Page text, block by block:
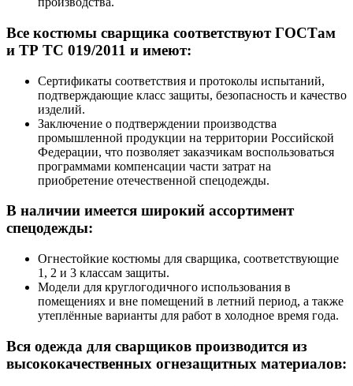
Все костюмы сварщика соответствуют ГОСТам
и ТР ТС 019/2011 и имеют:
Сертификаты соответствия и протоколы испытаний,
подтверждающие класс защиты, безопасность и качество
изделий.
Заключение о подтверждении производства
промышленной продукции на территории Российской
Федерации, что позволяет заказчикам воспользоваться
программами компенсации части затрат на
приобретение отечественной спецодежды.
В наличии имеется широкий ассортимент
спецодежды:
Огнестойкие костюмы для сварщика, соответствующие
1, 2 и 3 классам защиты.
Модели для круглогодичного использования в
помещениях и вне помещений в летний период, а также
утеплённые варианты для работ в холодное время года.
Вся одежда для сварщиков производится из
высококачественных огнезащитных материалов: